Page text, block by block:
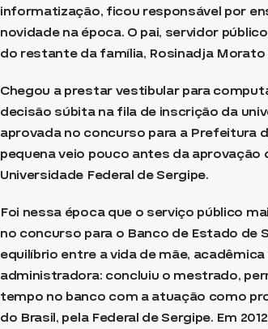
informatização, ficou responsável por
novidade na época. O pai, servidor
do restante da família, Rosinadja
Chegou a prestar vestibular para
decisão súbita na fila de inscrição da
aprovada no concurso para a Prefeitura
pequena veio pouco antes da
Universidade Federal de Sergipe.
Foi nessa época que o serviço público
no concurso para o Banco de Estado de
equilíbrio entre a vida de mãe,
administradora: concluiu o mestrado,
tempo no banco com a atuação como
do Brasil, pela Federal de Sergipe. Em